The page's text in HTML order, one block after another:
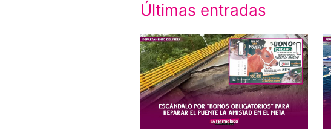
Últimas entradas